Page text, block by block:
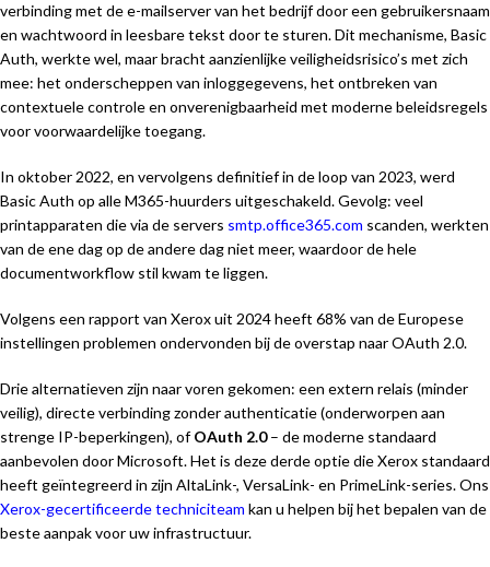
verbinding met de e-mailserver van het bedrijf door een gebruikersnaam
en wachtwoord in leesbare tekst door te sturen. Dit mechanisme, Basic
Auth, werkte wel, maar bracht aanzienlijke veiligheidsrisico’s met zich
mee: het onderscheppen van inloggegevens, het ontbreken van
contextuele controle en onverenigbaarheid met moderne beleidsregels
voor voorwaardelijke toegang.
In oktober 2022, en vervolgens definitief in de loop van 2023, werd
Basic Auth op alle M365-huurders uitgeschakeld. Gevolg: veel
printapparaten die via de servers smtp.office365.com scanden, werkten
van de ene dag op de andere dag niet meer, waardoor de hele
documentworkflow stil kwam te liggen.
Volgens een rapport van Xerox uit 2024 heeft 68% van de Europese
instellingen problemen ondervonden bij de overstap naar OAuth 2.0.
Drie alternatieven zijn naar voren gekomen: een extern relais (minder
veilig), directe verbinding zonder authenticatie (onderworpen aan
strenge IP-beperkingen), ofOAuth 2.0– de moderne standaard
aanbevolen door Microsoft. Het is deze derde optie die Xerox standaard
heeft geïntegreerd in zijn AltaLink-, VersaLink- en PrimeLink-series. Ons
Xerox-gecertificeerde techniciteam kan u helpen bij het bepalen van de
beste aanpak voor uw infrastructuur.